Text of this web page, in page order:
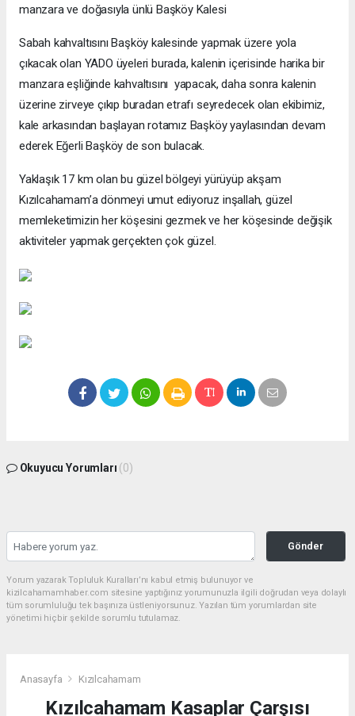
manzara ve doğasıyla ünlü Başköy Kalesi
Sabah kahvaltısını Başköy kalesinde yapmak üzere yola
çıkacak olan YADO üyeleri burada, kalenin içerisinde harika bir
manzara eşliğinde kahvaltısını yapacak, daha sonra kalenin
üzerine zirveye çıkıp buradan etrafı seyredecek olan ekibimiz,
kale arkasından başlayan rotamız Başköy yaylasından devam
ederek Eğerli Başköy de son bulacak.
Yaklaşık 17 km olan bu güzel bölgeyi yürüyüp akşam
Kızılcahamam’a dönmeyi umut ediyoruz inşallah, güzel
memleketimizin her köşesini gezmek ve her köşesinde değişik
aktiviteler yapmak gerçekten çok güzel.
Okuyucu Yorumları (0)
Gönder
Yorum yazarak Topluluk Kuralları’nı kabul etmiş bulunuyor ve
kizilcahamamhaber.com sitesine yaptığınız yorumunuzla ilgili doğrudan veya dolaylı
tüm sorumluluğu tek başınıza üstleniyorsunuz. Yazılan tüm yorumlardan site
yönetimi hiçbir şekilde sorumlu tutulamaz.
Anasayfa Kızılcahamam
Kızılcahamam Kasaplar Çarşısı